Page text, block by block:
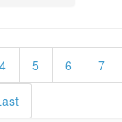
4 5 6 7